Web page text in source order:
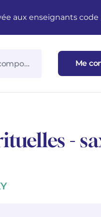
aux enseignants
Me
-